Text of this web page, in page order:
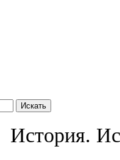
Искать
История.